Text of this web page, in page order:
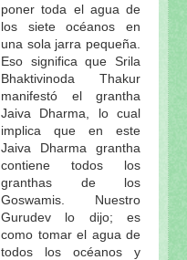
poner toda el agua de
los siete océanos en
una sola jarra pequeña.
Eso significa que Srila
Bhaktivinoda Thakur
manifestó el grantha
Jaiva Dharma, lo cual
implica que en este
Jaiva Dharma grantha
contiene todos los
granthas de los
Goswamis. Nuestro
Gurudev lo dijo; es
como tomar el agua de
todos los océanos y